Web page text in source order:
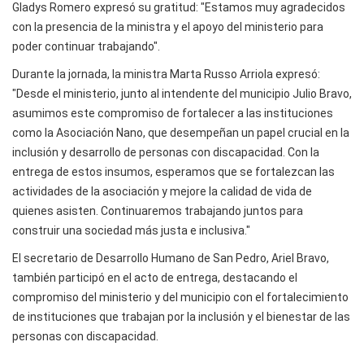
Gladys Romero expresó su gratitud: "Estamos muy agradecidos
con la presencia de la ministra y el apoyo del ministerio para
poder continuar trabajando".
Durante la jornada, la ministra Marta Russo Arriola expresó:
"Desde el ministerio, junto al intendente del municipio Julio Bravo,
asumimos este compromiso de fortalecer a las instituciones
como la Asociación Nano, que desempeñan un papel crucial en la
inclusión y desarrollo de personas con discapacidad. Con la
entrega de estos insumos, esperamos que se fortalezcan las
actividades de la asociación y mejore la calidad de vida de
quienes asisten. Continuaremos trabajando juntos para
construir una sociedad más justa e inclusiva."
El secretario de Desarrollo Humano de San Pedro, Ariel Bravo,
también participó en el acto de entrega, destacando el
compromiso del ministerio y del municipio con el fortalecimiento
de instituciones que trabajan por la inclusión y el bienestar de las
personas con discapacidad.